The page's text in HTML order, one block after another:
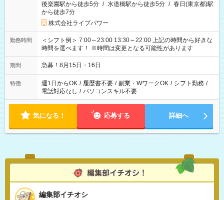
後楽園駅から徒歩5分 / 水道橋駅から徒歩5分 / 春日(東京都)駅
から徒歩7分
株式会社ライブパワー
勤務時間
＜シフト例＞ 7:00～23:00 13:30～22:00 上記の時間から好きな
時間を選べます！ ※時間は変更となる可能性があります
期間 急募！8月15日・16日
特徴 週1日からOK / 履歴書不要 / 副業・WワークOK / シフト勤務 /
電話対応なし / パソコンスキル不要
気になる！ 応募する 詳細へ
編集部イチオシ